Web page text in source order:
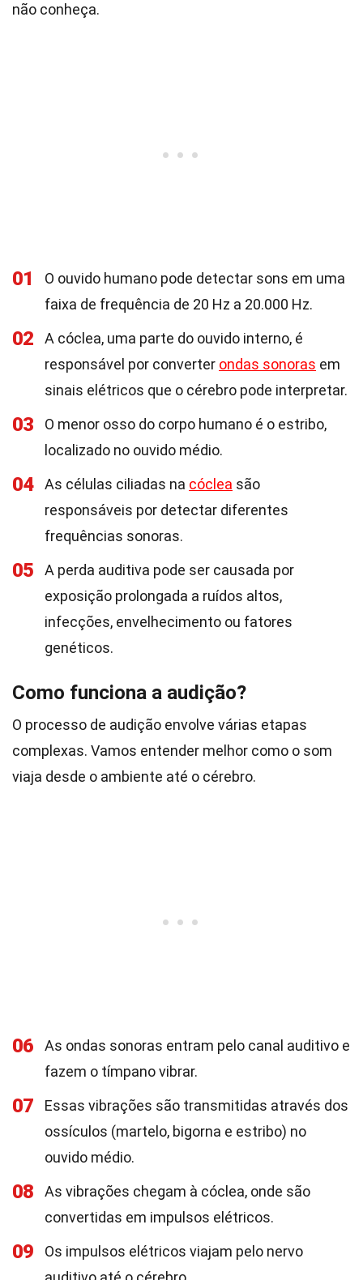
não conheça.
01
O ouvido humano pode detectar sons em uma
faixa de frequência de 20 Hz a 20.000 Hz.
02
A cóclea, uma parte do ouvido interno, é
responsável por converter ondas sonoras em
sinais elétricos que o cérebro pode interpretar.
03
O menor osso do corpo humano é o estribo,
localizado no ouvido médio.
04 As células ciliadas na cóclea são
responsáveis por detectar diferentes
frequências sonoras.
05
A perda auditiva pode ser causada por
exposição prolongada a ruídos altos,
infecções, envelhecimento ou fatores
genéticos.
Como funciona a audição?
O processo de audição envolve várias etapas
complexas. Vamos entender melhor como o som
viaja desde o ambiente até o cérebro.
06
As ondas sonoras entram pelo canal auditivo e
fazem o tímpano vibrar.
07
Essas vibrações são transmitidas através dos
ossículos (martelo, bigorna e estribo) no
ouvido médio.
08
As vibrações chegam à cóclea, onde são
convertidas em impulsos elétricos.
09
Os impulsos elétricos viajam pelo nervo